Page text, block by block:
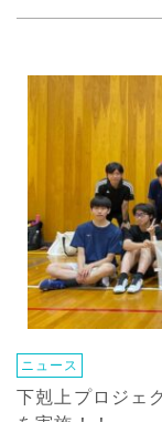
ニュース
下剋上プロジェ